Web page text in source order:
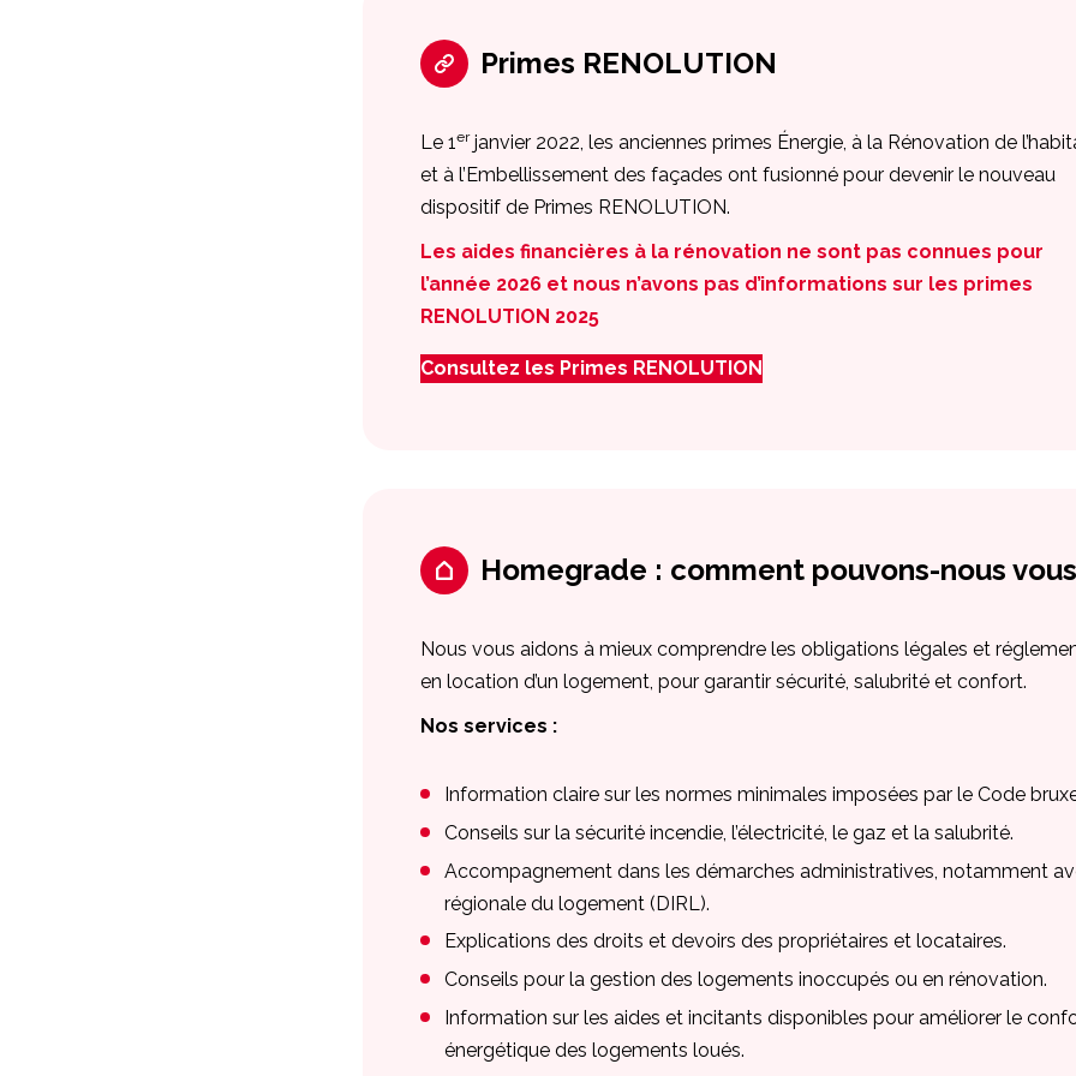
Primes RENOLUTION
Le 1 erjanvier 2022, les anciennes primes Énergie, à la Rénovation de
et à l’Embellissement des façades ont fusionné pour devenir le nouveau
dispositif de Primes RENOLUTION.
Les aides financières à la rénovation ne sont pas connues pour
l’année 2026 et nous n’avons pas d’informations sur les primes
RENOLUTION 2025
Consultez les Primes RENOLUTION
Homegrade : comment pouvons-nous
Nous vous aidons à mieux comprendre les obligations légales et
en location d’un logement, pour garantir sécurité, salubrité et confort.
Nos services :
Information claire sur les normes minimales imposées par le Code
Conseils sur la sécurité incendie, l’électricité, le gaz et la salubrité.
Accompagnement dans les démarches administratives, notamment
régionale du logement (DIRL).
Explications des droits et devoirs des propriétaires et locataires.
Conseils pour la gestion des logements inoccupés ou en rénovation.
Information sur les aides et incitants disponibles pour améliorer le
énergétique des logements loués.